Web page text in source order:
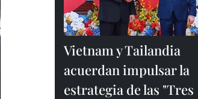
Vietnam y Tailandia
acuerdan impulsar la
estrategia de las "Tres